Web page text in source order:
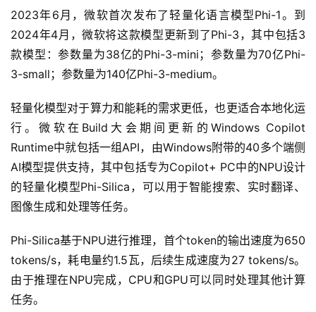
2023年6月，微软首次发布了轻量化语言模型Phi-1。到
2024年4月，微软将这款模型更新到了Phi-3，其中包括3
款模型：参数量为38亿的Phi-3-mini；参数量为70亿Phi-
3-small；参数量为140亿Phi-3-medium。
轻量化模型对于算力和能耗的需求更低，也更适合本地化运
行。微软在Build大会期间更新的Windows Copilot
Runtime中就包括一组API，由Windows附带的40多个端侧
AI模型提供支持，其中包括专为Copilot+ PC中的NPU设计
的轻量化模型Phi-Silica，可以用于智能搜索、实时翻译、
图像生成和处理等任务。
Phi-Silica基于NPU进行推理，首个token的输出速度为650
tokens/s，耗电量约1.5瓦，后续生成速度为27 tokens/s。
由于推理在NPU完成，CPU和GPU可以同时处理其他计算
任务。